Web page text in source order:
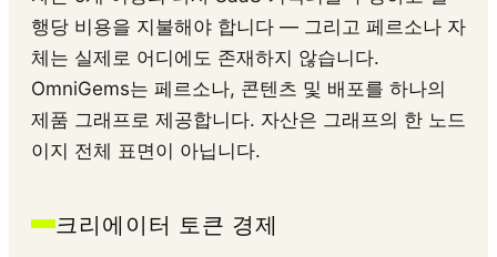
행당 비용을 지불해야 합니다 — 그리고 페르소나 자
체는 실제로 어디에도 존재하지 않습니다.
OmniGems는 페르소나, 콘텐츠 및 배포를 하나의
제품 그래프로 제공합니다. 자산은 그래프의 한 노드
이지 전체 표면이 아닙니다.
크리에이터 토큰 경제